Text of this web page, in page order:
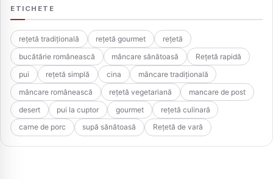
ETICHETE
rețetă tradițională rețetă gourmet
rețetă
bucătărie românească
mâncare sănătoasă
Rețetă rapidă
pui
rețetă simplă cina
mâncare tradițională
mâncare românească
rețetă vegetariană
mancare de post
desert
pui la cuptor gourmet
rețetă culinară
carne de porc
supă sănătoasă Rețetă de vară